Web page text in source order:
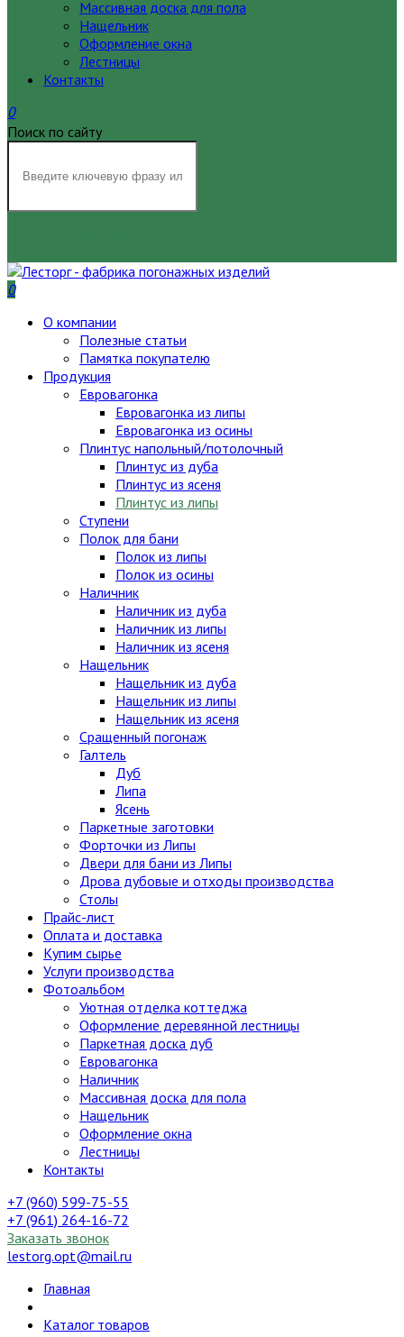
Массивная доска для пола
Нащельник
Оформление окна
Лестницы
Контакты
0
Поиск по сайту
0
О компании
Полезные статьи
Памятка покупателю
Продукция
Евровагонка
Евровагонка из липы
Евровагонка из осины
Плинтус напольный/потолочный
Плинтус из дуба
Плинтус из ясеня
Плинтус из липы
Ступени
Полок для бани
Полок из липы
Полок из осины
Наличник
Наличник из дуба
Наличник из липы
Наличник из ясеня
Нащельник
Нащельник из дуба
Нащельник из липы
Нащельник из ясеня
Сращенный погонаж
Галтель
Дуб
Липа
Ясень
Паркетные заготовки
Форточки из Липы
Двери для бани из Липы
Дрова дубовые и отходы производства
Столы
Прайс-лист
Оплата и доставка
Купим сырье
Услуги производства
Фотоальбом
Уютная отделка коттеджа
Оформление деревянной лестницы
Паркетная доска дуб
Евровагонка
Наличник
Массивная доска для пола
Нащельник
Оформление окна
Лестницы
Контакты
+7 (960) 599-75-55
+7 (961) 264-16-72
Заказать звонок
lestorg.opt@mail.ru
Главная
Каталог товаров